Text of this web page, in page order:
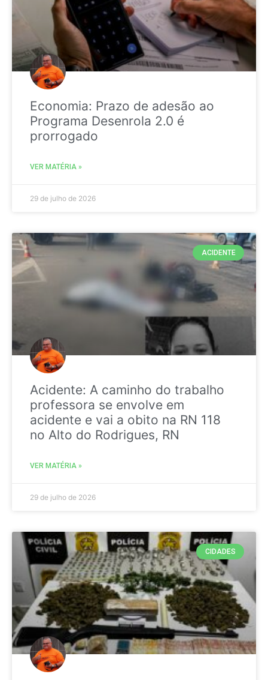
Economia: Prazo de adesão ao
Programa Desenrola 2.0 é
prorrogado
VER MATÉRIA »
29 de julho de 2026
ACIDENTE
Acidente: A caminho do trabalho
professora se envolve em
acidente e vai a obito na RN 118
no Alto do Rodrigues, RN
VER MATÉRIA »
29 de julho de 2026
CIDADES